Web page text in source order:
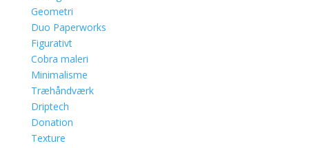
Geometri
Duo Paperworks
Figurativt
Cobra maleri
Minimalisme
Træhåndværk
Driptech
Donation
Texture